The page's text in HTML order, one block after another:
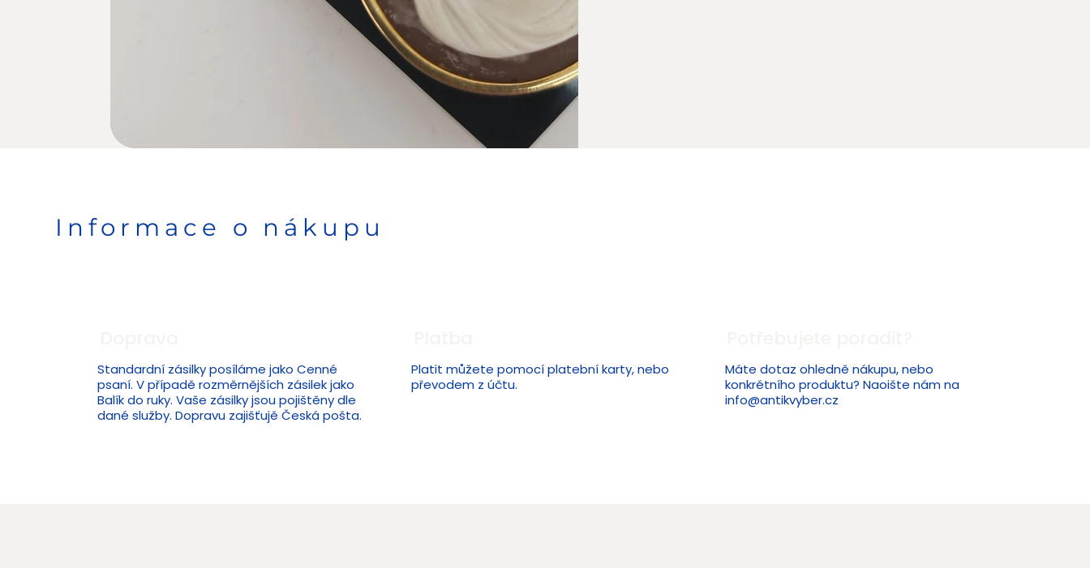
Informace o nákupu
Standardní zásilky posíláme jako Cenné
psaní. V případě rozměrnějších zásilek jako
Balík do ruky. Vaše zásilky jsou pojištěny dle
dané služby. Dopravu zajišťujě Česká pošta.
Platit můžete pomocí platební karty, nebo
převodem z účtu.
Máte dotaz ohledně nákupu, nebo
konkrétního produktu? Naoište nám na
info@antikvyber.cz